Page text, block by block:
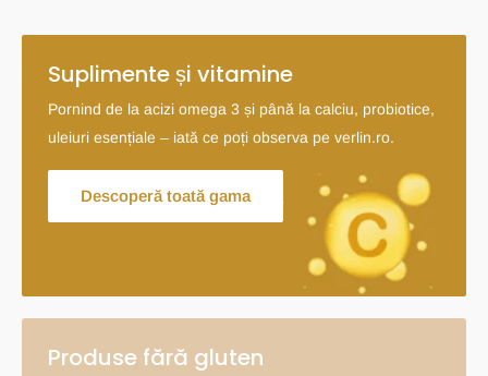
Suplimente și vitamine
Pornind de la acizi omega 3 și până la calciu, probiotice,
uleiuri esențiale – iată ce poți observa pe verlin.ro.
Descoperă toată gama
Produse fără gluten